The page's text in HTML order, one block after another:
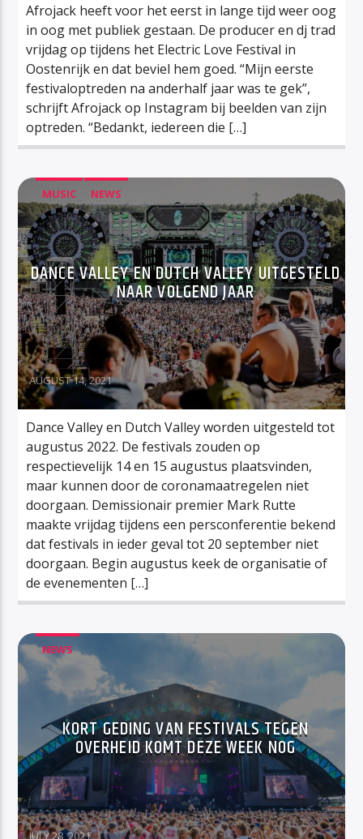
Afrojack heeft voor het eerst in lange tijd weer oog
in oog met publiek gestaan. De producer en dj trad
vrijdag op tijdens het Electric Love Festival in
Oostenrijk en dat beviel hem goed. “Mijn eerste
festivaloptreden na anderhalf jaar was te gek”,
schrijft Afrojack op Instagram bij beelden van zijn
optreden. “Bedankt, iedereen die […]
MUSIC NEWS
DANCE VALLEY EN DUTCH VALLEY UITGESTELD
NAAR VOLGEND JAAR
AUGUST 14, 2021
Dance Valley en Dutch Valley worden uitgesteld tot
augustus 2022. De festivals zouden op
respectievelijk 14 en 15 augustus plaatsvinden,
maar kunnen door de coronamaatregelen niet
doorgaan. Demissionair premier Mark Rutte
maakte vrijdag tijdens een persconferentie bekend
dat festivals in ieder geval tot 20 september niet
doorgaan. Begin augustus keek de organisatie of
de evenementen […]
NEWS
KORT GEDING VAN FESTIVALS TEGEN
OVERHEID KOMT DEZE WEEK NOG
JULY 28, 2021